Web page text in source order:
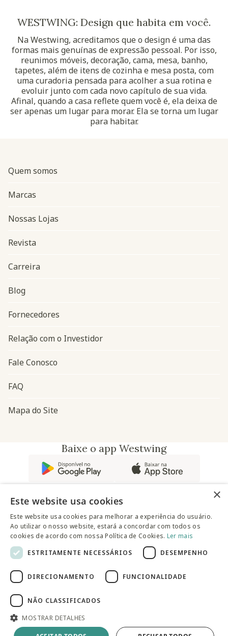
Produto Esgotado
WESTWING: Design que habita em você.
Na Westwing, acreditamos que o design é uma das
formas mais genuínas de expressão pessoal. Por isso,
reunimos móveis, decoração, cama, mesa, banho,
tapetes, além de itens de cozinha e mesa posta, com
uma curadoria pensada para acolher a sua rotina e
evoluir junto com cada novo capítulo de sua vida.
Afinal, quando a casa reflete quem você é, ela deixa de
ser apenas um lugar para morar. Ela se torna um lugar
para habitar.
Navegação do rodapé
Quem somos
Marcas
Nossas Lojas
Revista
Carreira
Blog
Fornecedores
Relação com o Investidor
Fale Conosco
FAQ
Mapa do Site
Baixe o app Westwing
@westwingbr
Somos uma empresa certificada
© 2025 Westwing Comércio Varejista S.A WESTWING
Av. Queiroz Filho, 1700 - Torre A 5° andar - Vila Hamburguesa -
São Paulo
×
Este website usa cookies
Este website usa cookies para melhorar a experiência do usuário.
Ao utilizar o nosso website, estará a concordar com todos os
cookies de acordo com nossa Política de Cookies. Ler mais
ESTRITAMENTE NECESSÁRIOS
DESEMPENHO
DIRECIONAMENTO FUNCIONALIDADE
NÃO CLASSIFICADOS
MOSTRAR DETALHES